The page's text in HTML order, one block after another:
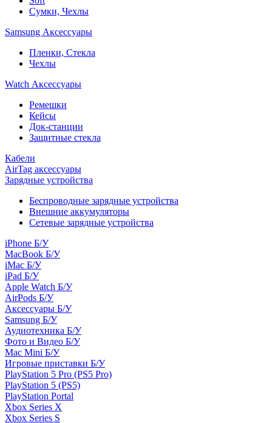
Сумки, Чехлы
Samsung Аксессуары
Пленки, Стекла
Чехлы
Watch Аксессуары
Ремешки
Кейсы
Док-станции
Защитные стекла
Кабели
AirTag аксессуары
Зарядные устройства
Беспроводные зарядные устройства
Внешние аккумуляторы
Сетевые зарядные устройства
iPhone Б/У
MacBook Б/У
iMac Б/У
iPad Б/У
Apple Watch Б/У
AirPods Б/У
Аксессуары Б/У
Samsung Б/У
Аудиотехника Б/У
Фото и Видео Б/У
Mac Mini Б/У
Игровые приставки Б/У
PlayStation 5 Pro (PS5 Pro)
PlayStation 5 (PS5)
PlayStation Portal
Xbox Series X
Xbox Series S